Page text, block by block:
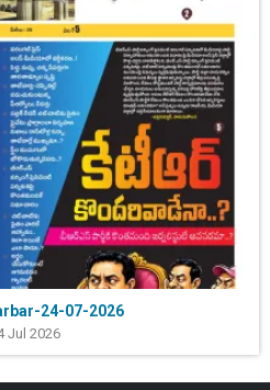
24-07-2026
Jul 2026